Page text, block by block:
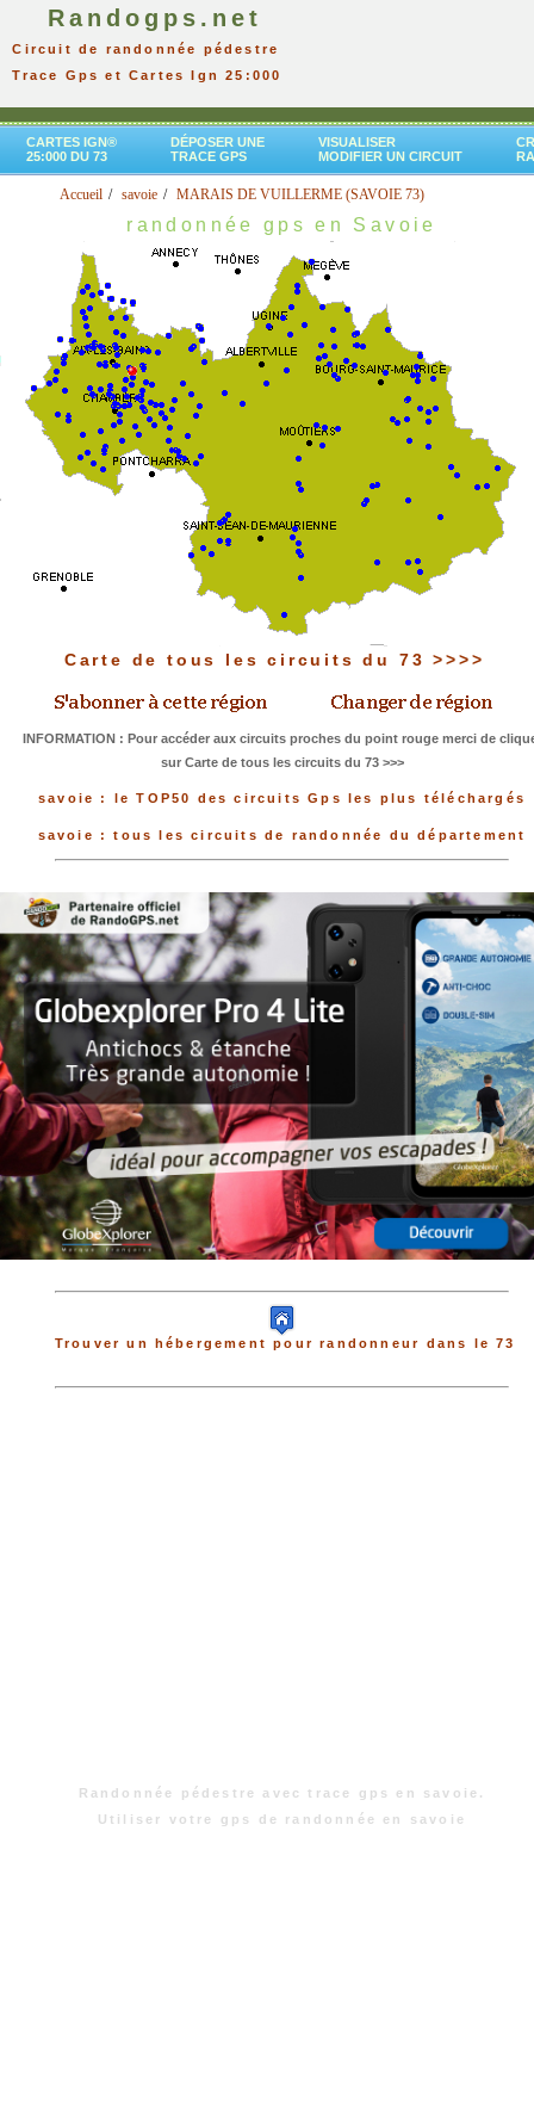
Randogps.net
Circuit de randonnée pédestre
Trace Gps et Cartes Ign 25:000
CARTES IGN®
25:000 DU 73
DÉPOSER UNE
TRACE GPS
VISUALISER
MODIFIER UN CIRCUIT
Accueil savoie MARAIS DE VUILLERME (SAVOIE 73)
randonnée gps en Savoie
Carte de tous les circuits du 73 >>>>
INFORMATION : Pour accéder aux circuits proches du point rouge merci de
sur Carte de tous les circuits du 73 >>>
savoie : le TOP50 des circuits Gps les plus téléchargés
savoie : tous les circuits de randonnée du département
Trouver un hébergement pour randonneur dans le 73
Randonnée pédestre avec trace gps en savoie.
Utiliser votre gps de randonnée en savoie